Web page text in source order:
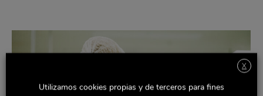
X
Utilizamos cookies propias y de terceros para fines